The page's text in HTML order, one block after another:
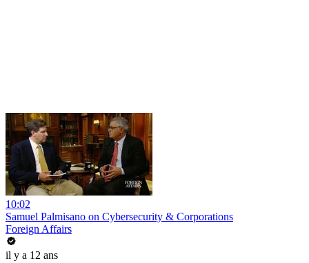
10:02
Samuel Palmisano on Cybersecurity & Corporations
Foreign Affairs
il y a 12 ans